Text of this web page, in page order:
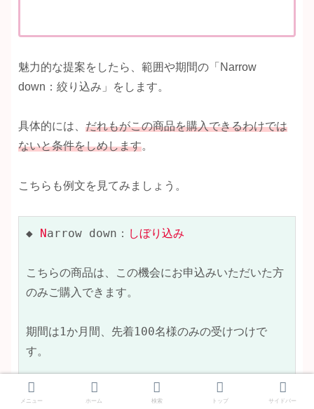
魅力的な提案をしたら、範囲や期間の「Narrow
down：絞り込み」をします。
具体的には、 だれもがこの商品を購入できるわけでは
ないと条件をしめします。
こちらも例文を見てみましょう。
◆ Narrow down： しぼり込み
こちらの商品は、この機会にお申込みいただいた方
のみご購入できます。
期間は1か月間、先着100名様のみの受けつけで
す。
「わたしも綺麗になりたい！」と感じたあなた、ぜ
メニュー ホーム 検索 トップ サイドバー